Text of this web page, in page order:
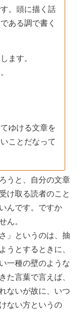
。頭に描く話
ある調で書く
ます。
ゆける文章を
ことだなって
うと、自分の文章
け取る読者のこと
んです。ですか
ん。
」というのは、抽
うとするときに、
一種の壁のような
た言葉で言えば、
ないが故に、いつ
ない方というの